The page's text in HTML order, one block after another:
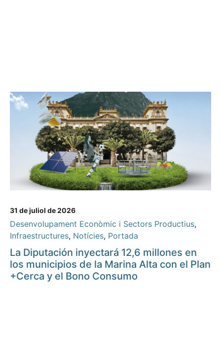
31 de juliol de 2026
Desenvolupament Econòmic i Sectors Productius,
Infraestructures, Notícies, Portada
La Diputación inyectará 12,6 millones en
los municipios de la Marina Alta con el Plan
+Cerca y el Bono Consumo